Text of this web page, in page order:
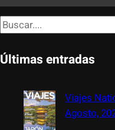
S
e
a
Últimas entradas
Viajes
Agosto,